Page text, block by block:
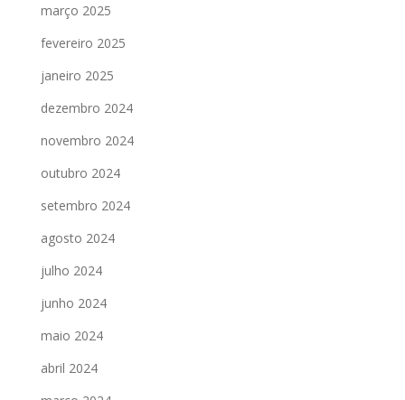
março 2025
fevereiro 2025
janeiro 2025
dezembro 2024
novembro 2024
outubro 2024
setembro 2024
agosto 2024
julho 2024
junho 2024
maio 2024
abril 2024